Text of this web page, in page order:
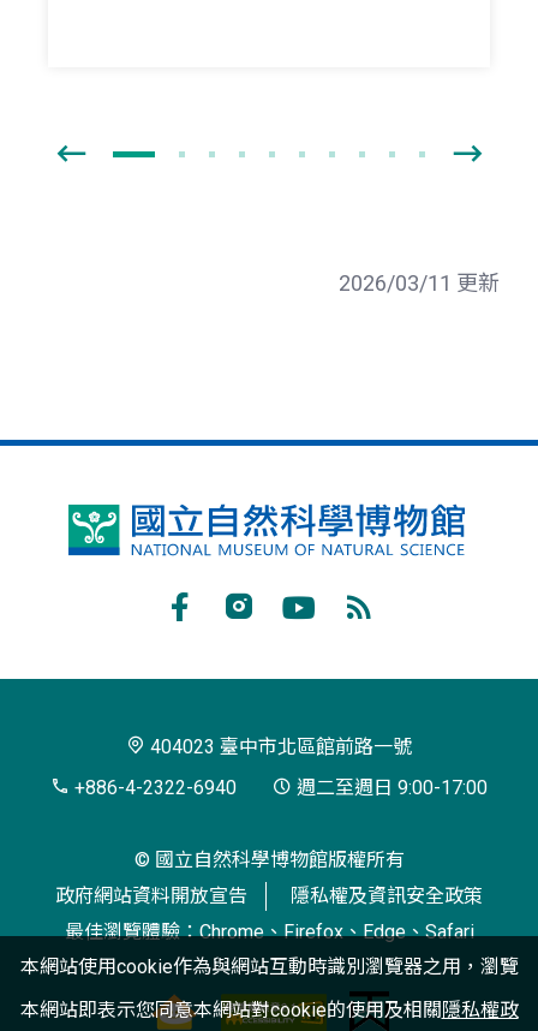
2026/03/11 更新
國
博
閱
404023 臺中市北區館前路一號
+886-4-2322-6940
週二至週日 9:00-17:00
© 國立自然科學博物館版權所有
政府網站資料開放宣告
隱私權及資訊安全政策
最佳瀏覽體驗：Chrome、Firefox、Edge、Safari
本網站使用cookie作為與網站互動時識別瀏覽器之用，瀏覽
本網站即表示您同意本網站對cookie的使用及相關隱私權政